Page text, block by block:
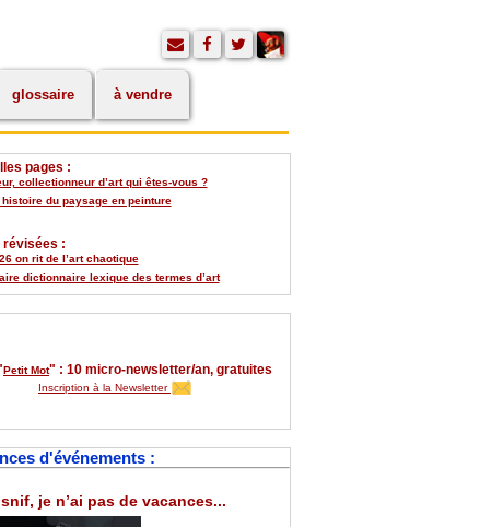
glossaire à vendre
pages :
collectionneur d’art qui êtes-vous ?
histoire du paysage en peinture
révisées :
on rit de l’art chaotique
dictionnaire lexique des termes d’art
Petit Mot" : 10 micro-newsletter/an, gratuites
Inscription à la Newsletter
d'événements :
snif, je n’ai pas de vacances...